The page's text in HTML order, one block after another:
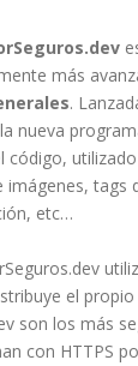
más
.
nueva
código,
tags
etc…
el
son los más
con HTTPS